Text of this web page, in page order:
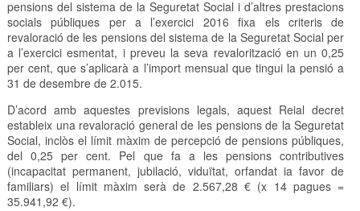
pensions del sistema de la Seguretat Social i d’altres prestacions
socials públiques per a l’exercici 2016 fixa els criteris de
revaloració de les pensions del sistema de la Seguretat Social per
a l’exercici esmentat, i preveu la seva revalorització en un 0,25
per cent, que s’aplicarà a l’import mensual que tingui la pensió a
31 de desembre de 2.015.
D’acord amb aquestes previsions legals, aquest Reial decret
estableix una revaloració general de les pensions de la Seguretat
Social, inclòs el límit màxim de percepció de pensions públiques,
del 0,25 per cent. Pel que fa a les pensions contributives
(incapacitat permanent, jubilació, viduïtat, orfandat ia favor de
familiars) el límit màxim serà de 2.567,28 € (x 14 pagues =
35.941,92 €).